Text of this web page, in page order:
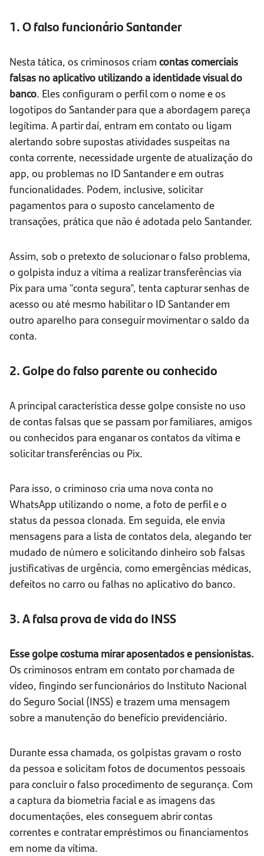
1. O falso funcionário Santander
Nesta tática, os criminosos criam contas comerciais
falsas no aplicativo utilizando a identidade visual do
banco. Eles configuram o perfil com o nome e os
logotipos do Santander para que a abordagem pareça
legítima. A partir daí, entram em contato ou ligam
alertando sobre supostas atividades suspeitas na
conta corrente, necessidade urgente de atualização do
app, ou problemas no ID Santander e em outras
funcionalidades. Podem, inclusive, solicitar
pagamentos para o suposto cancelamento de
transações, prática que não é adotada pelo Santander.
Assim, sob o pretexto de solucionar o falso problema,
o golpista induz a vítima a realizar transferências via
Pix para uma "conta segura", tenta capturar senhas de
acesso ou até mesmo habilitar o ID Santander em
outro aparelho para conseguir movimentar o saldo da
conta.
2. Golpe do falso parente ou conhecido
A principal característica desse golpe consiste no uso
de contas falsas que se passam por familiares, amigos
ou conhecidos para enganar os contatos da vítima e
solicitar transferências ou Pix.
Para isso, o criminoso cria uma nova conta no
WhatsApp utilizando o nome, a foto de perfil e o
status da pessoa clonada. Em seguida, ele envia
mensagens para a lista de contatos dela, alegando ter
mudado de número e solicitando dinheiro sob falsas
justificativas de urgência, como emergências médicas,
defeitos no carro ou falhas no aplicativo do banco.
3. A falsa prova de vida do INSS
Esse golpe costuma mirar aposentados e pensionistas.
Os criminosos entram em contato por chamada de
vídeo, fingindo ser funcionários do Instituto Nacional
do Seguro Social (INSS) e trazem uma mensagem
sobre a manutenção do benefício previdenciário.
Durante essa chamada, os golpistas gravam o rosto
da pessoa e solicitam fotos de documentos pessoais
para concluir o falso procedimento de segurança. Com
a captura da biometria facial e as imagens das
documentações, eles conseguem abrir contas
correntes e contratar empréstimos ou financiamentos
em nome da vítima.